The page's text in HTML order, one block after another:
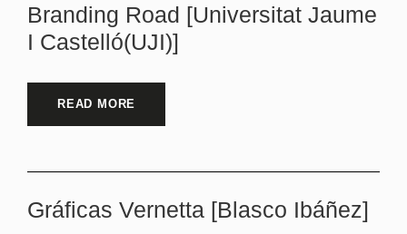
Branding Road [Universitat Jaume
I Castelló(UJI)]
READ MORE
Gráficas Vernetta [Blasco Ibáñez]